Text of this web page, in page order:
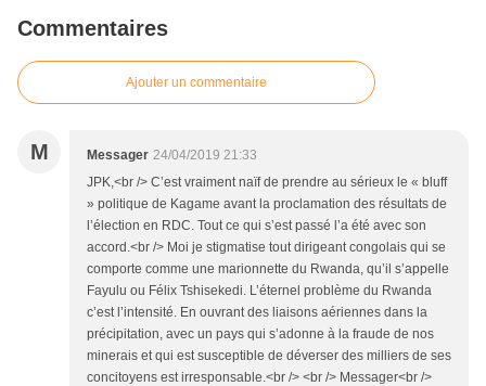
Commentaires
Ajouter un commentaire
M Messager 24/04/2019 21:33
JPK,<br /> C’est vraiment naïf de prendre au sérieux le « bluff
» politique de Kagame avant la proclamation des résultats de
l’élection en RDC. Tout ce qui s’est passé l’a été avec son
accord.<br /> Moi je stigmatise tout dirigeant congolais qui se
comporte comme une marionnette du Rwanda, qu’il s’appelle
Fayulu ou Félix Tshisekedi. L’éternel problème du Rwanda
c’est l’intensité. En ouvrant des liaisons aériennes dans la
précipitation, avec un pays qui s’adonne à la fraude de nos
minerais et qui est susceptible de déverser des milliers de ses
concitoyens est irresponsable.<br /> <br /> Messager<br />